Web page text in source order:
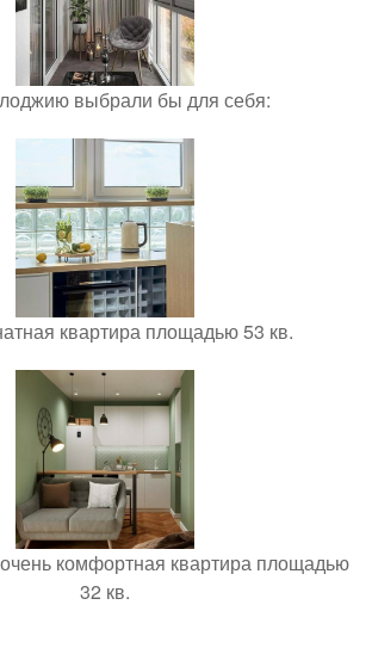
выбрали бы для себя:
квартира площадью 53 кв.
комфортная квартира площадью
32 кв.